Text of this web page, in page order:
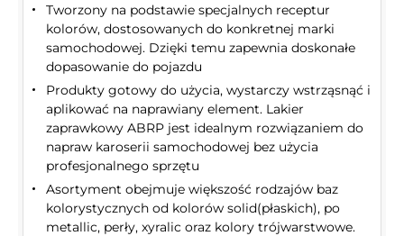
Tworzony na podstawie specjalnych receptur
kolorów, dostosowanych do konkretnej marki
samochodowej. Dzięki temu zapewnia doskonałe
dopasowanie do pojazdu
Produkty gotowy do użycia, wystarczy wstrząsnąć i
aplikować na naprawiany element. Lakier
zaprawkowy ABRP jest idealnym rozwiązaniem do
napraw karoserii samochodowej bez użycia
profesjonalnego sprzętu
Asortyment obejmuje większość rodzajów baz
kolorystycznych od kolorów solid(płaskich), po
metallic, perły, xyralic oraz kolory trójwarstwowe.